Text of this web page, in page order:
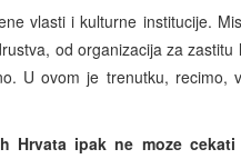
vlasti i kulturne institucije.
od organizacija za zastitu
U ovom je trenutku, recimo,
Hrvata ipak ne moze